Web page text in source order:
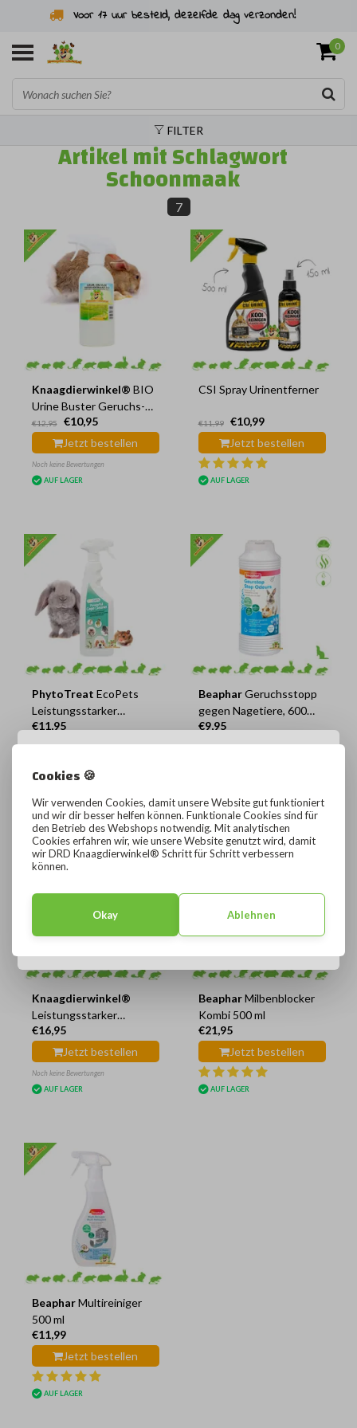
Prices in EUR
Website in English
Cookies 🍪
Wir verwenden Cookies, damit unsere Website gut funktioniert
und wir dir besser helfen können. Funktionale Cookies sind für
den Betrieb des Webshops notwendig. Mit analytischen
Cookies erfahren wir, wie unsere Website genutzt wird, damit
wir DRD Knaagdierwinkel® Schritt für Schritt verbessern
können.
Okay Ablehnen
Voor 17 uur besteld, dezelfde dag verzonden!
0
FILTER
Artikel mit Schlagwort
Schoonmaak
7
Knaagdierwinkel® BIO
Urine Buster Geruchs-
und Fleckenentferner für
Nagetiere 500 ml
€12,95
€10,95
Jetzt bestellen
Noch keine Bewertungen
AUF LAGER
CSI Spray Urinentferner
€11,99
€10,99
Jetzt bestellen
AUF LAGER
PhytoTreat EcoPets
Leistungsstarker
Käfigreiniger
€11,95
Jetzt bestellen
Noch keine Bewertungen
Beaphar Geruchsstopp
gegen Nagetiere, 600
Gramm
€9,95
Jetzt bestellen
Knaagdierwinkel®
Leistungsstarker
Käfigreiniger 1 Liter
€16,95
Jetzt bestellen
Noch keine Bewertungen
AUF LAGER
Beaphar Milbenblocker
Kombi 500 ml
€21,95
Jetzt bestellen
AUF LAGER
Beaphar Multireiniger
500 ml
€11,99
Jetzt bestellen
AUF LAGER